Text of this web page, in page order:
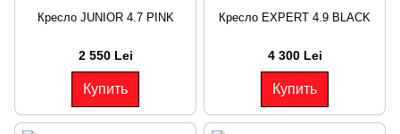
Кресло JUNIOR 4.7 PINK
2 550 Lei
Купить
Кресло EXPERT 4.9 BLACK
4 300 Lei
Купить